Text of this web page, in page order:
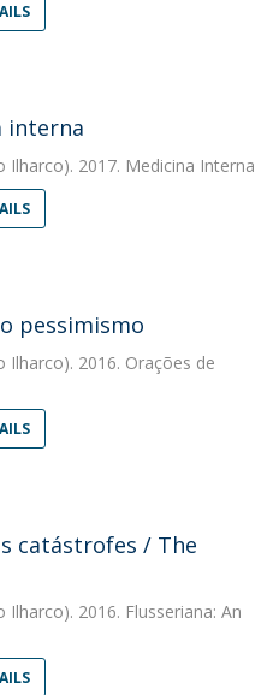
interna
Ilharco). 2017. Medicina Interna
pessimismo
Ilharco). 2016. Orações de
catástrofes / The
Ilharco). 2016. Flusseriana: An